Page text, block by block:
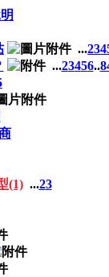
...234
...23456..
(1) ...23